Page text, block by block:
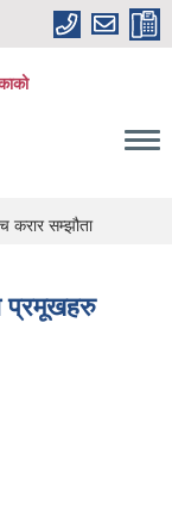
सम्झौता
प्रमूखहरु